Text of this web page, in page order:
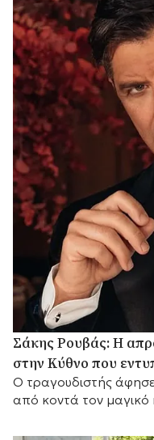
Σάκης Ρουβάς: Η
στην Κύθνο που
Ο τραγουδιστής
από κοντά τον μαγικό